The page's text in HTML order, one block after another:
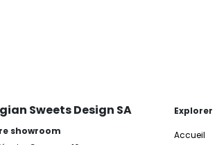
Sweets Design SA
showroom
Explorer
Accueil